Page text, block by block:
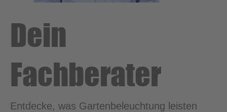
Dein
Fachberater
Entdecke, was Gartenbeleuchtung leisten